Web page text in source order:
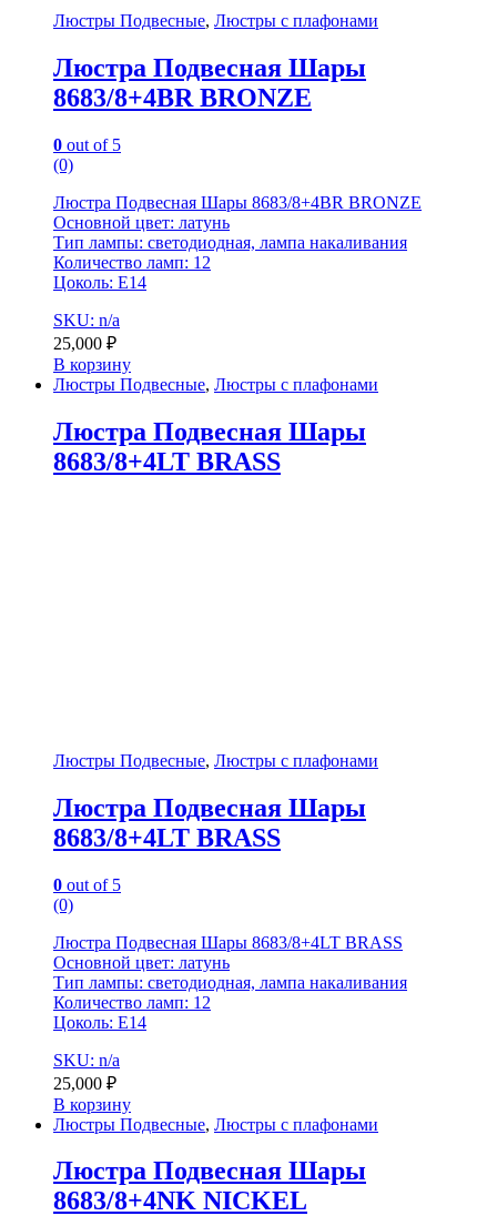
Люстры Подвесные, Люстры с плафонами
Люстра Подвесная Шары
8683/8+4BR BRONZE
0 out of 5
(0)
Люстра Подвесная Шары 8683/8+4BR BRONZE
Основной цвет: латунь
Тип лампы: светодиодная, лампа накаливания
Количество ламп: 12
Цоколь: E14
SKU: n/a
25,000 ₽
В корзину
Люстры Подвесные, Люстры с плафонами
Люстра Подвесная Шары
8683/8+4LT BRASS
Люстры Подвесные, Люстры с плафонами
Люстра Подвесная Шары
8683/8+4LT BRASS
0 out of 5
(0)
Люстра Подвесная Шары 8683/8+4LT BRASS
Основной цвет: латунь
Тип лампы: светодиодная, лампа накаливания
Количество ламп: 12
Цоколь: E14
SKU: n/a
25,000 ₽
В корзину
Люстры Подвесные, Люстры с плафонами
Люстра Подвесная Шары
8683/8+4NK NICKEL